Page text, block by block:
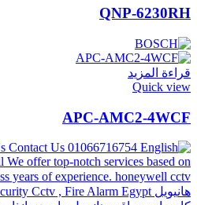
QNP-6230RH
قراءة المزيد
Quick view
APC-AMC2-4WCF